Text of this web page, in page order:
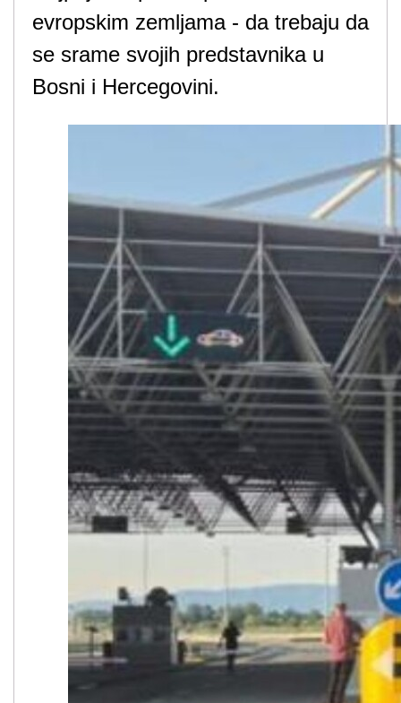
evropskim zemljama - da trebaju da
se srame svojih predstavnika u
Bosni i Hercegovini.